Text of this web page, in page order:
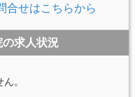
合せはこちらから
求人状況
。